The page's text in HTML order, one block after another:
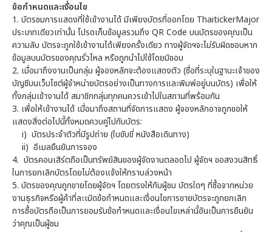
ข้อกำหนดและเงื่อนไข
1. บัตรชมการแสดงที่ใช้เข้างานได้ มีเพียงบัตรที่ออกโดย ThaitickerMajor
ประเภทเดียวเท่านั้น โปรดเก็บข้อมูลรวมถึง QR Code บนบัตรของคุณเป็น
ความลับ บัตรจะถูกใช้เข้างานได้เพียงครั้งเดียว ทางผู้จัดฯจะไม่รับผิดชอบหาก
ข้อมูลบนบัตรของคุณรั่วไหล หรือถูกนำไปใช้โดยมิชอบ
2. เมื่อมาถึงงานเป็นกลุ่ม ผู้จองหลักจะต้องแสดงตัว (ชื่อที่ระบุในฐานะเจ้าของ
บัญชีบนเว็บไซต์ผู้จำหน่ายบัตรอย่างเป็นทางการและพิมพ์อยู่บนบัตร) เพื่อให้
ทั้งกลุ่มเข้างานได้ สมาชิกกลุ่มทุกคนควรเข้าไปในสถานที่พร้อมกัน
3. เพื่อให้เข้างานได้ เมื่อมาถึงสถานที่จัดการแสดง ผู้จองหลักอาจถูกขอให้
แสดงสิ่งต่อไปนี้ทั้งหมดควบคู่ไปกับบัตร:
i) บัตรประจำตัวที่มีรูปถ่าย (ใบขับขี่ หนังสือเดินทาง)
ii) อีเมลยืนยันการจอง
4. บัตรคอนเสิร์ตถือเป็นทรัพย์สินของผู้จัดงานตลอดไป ผู้จัดฯ ขอสงวนสิทธิ์
ในการยกเลิกบัตรโดยไม่ต้องแจ้งให้ทราบล่วงหน้า
5. บัตรของคุณถูกขายโดยผู้จัดฯ โดยตรงให้กับผู้ชม บัตรใดๆ ที่ซื้อจากหน่วย
งานธุรกิจหรือผู้ค้าที่ละเมิดข้อกำหนดและเงื่อนไขการขายบัตรจะถูกยกเลิก
การซื้อบัตรถือเป็นการยอมรับข้อกำหนดและเงื่อนไขเหล่านี้อันเป็นการยืนยัน
ว่าคุณเป็นผู้ชม